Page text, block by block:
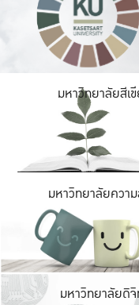
มหาวิทยาลัยสีเ
มหาวิทยาลัยควา
มหาวิทยาลัยดิ